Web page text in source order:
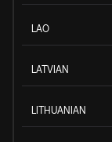
LAO
LATVIAN
LITHUANIAN